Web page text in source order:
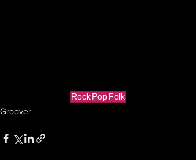
RockPopFolk
Groover